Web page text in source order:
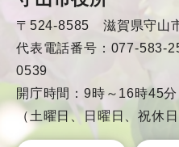
〒524-8585 滋賀県守山
代表電話番号：077-583-
0539
開庁時間：9時～16時45分
（土曜日、日曜日、祝休